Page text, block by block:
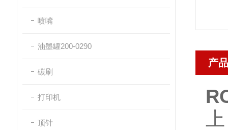
喷嘴
油墨罐200-0290
碳刷
打印机
顶针
产